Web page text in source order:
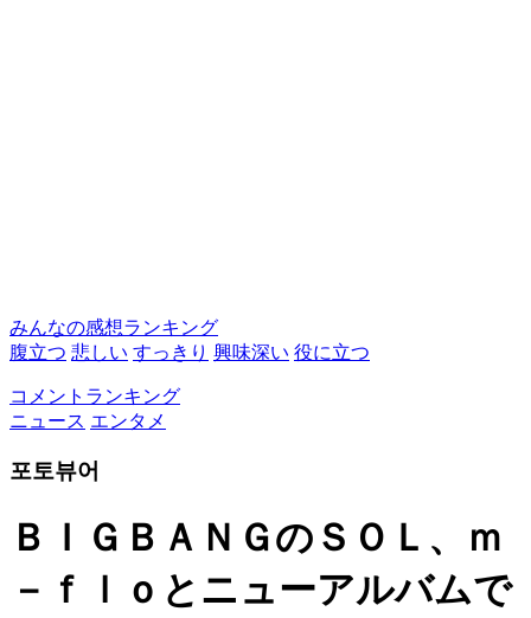
みんなの感想ランキング
腹立つ 悲しい すっきり 興味深い 役に立つ
コメントランキング
ニュース エンタメ
포토뷰어
ＢＩＧＢＡＮＧのＳＯＬ、ｍ
－ｆｌｏとニューアルバムで